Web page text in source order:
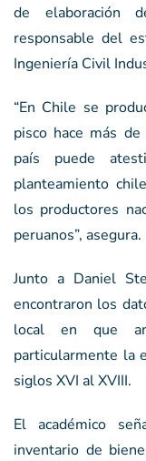
de elaboración
responsable del
Ingeniería Civil
“En Chile se
pisco hace más
país puede
planteamiento
los productores
peruanos”, asegura.
Junto a Daniel
encontraron los
local en que
particularmente la
siglos XVI al XVIII.
El académico
inventario de